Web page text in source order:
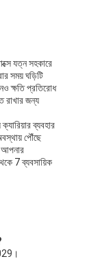
যত্ন সহকারে
সময় ঘড়িটি
ক্ষতি প্রতিরোধ
রাখার জন্য
ব্যবহার
পৌঁছে
আপনার
7 ব্যবসায়িক